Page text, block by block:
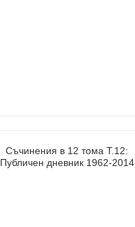
Съчинения в 12 тома Т.12:
Публичен дневник 1962-2014